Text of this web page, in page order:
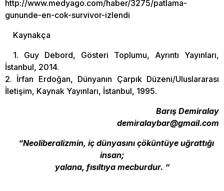
http://www.medyago.com/haber/3275/patlama-
gununde-en-cok-survivor-izlendi
Kaynakça
1. Guy Debord, Gösteri Toplumu, Ayrıntı Yayınları,
İstanbul, 2014.
2. İrfan Erdoğan, Dünyanın Çarpık Düzeni/Uluslararası
İletişim, Kaynak Yayınları, İstanbul, 1995.
Barış Demiralay
demiralaybar@gmail.com
“Neoliberalizmin, iç dünyasını çöküntüye uğrattığı
insan;
yalana, fısıltıya mecburdur. “